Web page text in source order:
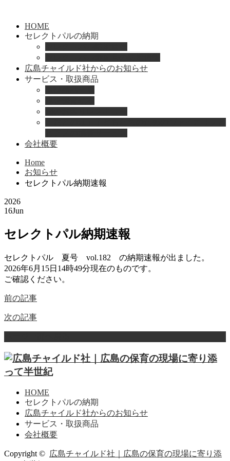
HOME
セレクトパルの納期
広島チャイルド社からのお知らせ
サービス・取扱商品
会社概要
Home
お知らせ
セレクトパル納期速報
2026
16Jun
セレクトパル納期速報
セレクトパル 夏号 vol.182 の納期速報が出ました。
2026年6月15日14時49分現在のものです。
ご確認ください。
前の記事
次の記事
HOME
セレクトパルの納期
広島チャイルド社からのお知らせ
サービス・取扱商品
会社概要
Copyright © 広島チャイルド社｜広島の保育の現場に寄り添